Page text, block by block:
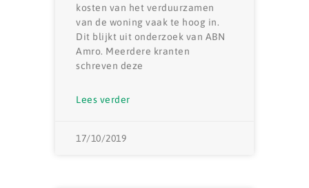
kosten van het verduurzamen
van de woning vaak te hoog in.
Dit blijkt uit onderzoek van ABN
Amro. Meerdere kranten
schreven deze
Lees verder
17/10/2019